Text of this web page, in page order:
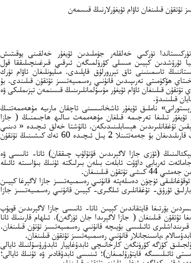
قىلىنغان ئاۋام ئۇيغۇرلارنىڭ قىسمەن
تۈركىي خەلقلەر جۈملىدىن ئۇيغۇر خەلقىنى يوقىتىش
2017- يىلدىن باشلاپ 2- دۇنيا ئۇرۇشدىن كېيىن مىسلى كۆرۈلمىگەن ئىرقىي قىرغىنچىلىققا قول
ئاسمىنىنى ئاق تېررورلۇق قاپلىدى. مىليونلىغان ئاۋام تۈرك
ھۆكۈمىتى تەرىپىدىن قانۇنىي رەسمىيەتسىز تۇتقۇن قىلىندى. بۇ
قىلىنغان ئاۋام ئۇيغۇر مۇسۇلمانلىرىنىڭ قىسنمەن تېزىملىكى ۋە
قىلىنىدۇ.
ناملىق ئۇيغۇر ئاشخانىسىنى ئاچقان مارىيە مۇھەممەتنىڭ
تىلىغا تەرجىمە قىلغان مۇھەممەت سالىھ ھاجىمنىڭ ( جازا
تۇغقانلىرىدىن ھېسابلىنىدىكەن. ئاتۇشتا خەلق ئىچىدە « دىنىي
ئېتىقادى مۇستەھكەم، تەقۋادار جەمەت » دەپ قارىلىدىغان بۇ جەمەتتىنلا 2 يىل ئىچىدە 60 تەك كىشىنىڭ تۇتقۇن
(ئۆزى جازا لاگېرىدىن قۇتۇلۇپ چىققان) ئاتا- ئانىسى ۋە
ئەربابى داۋۇت ئابلەت بىلەن بىرلىكتە ئۇنىڭ بىۋاسىتە ئائىلە
قىلىنىغان.
بۇرۇن مىسىردا ئوقۇغانلىقى ئۈچۈن دەسلەپتە قانۇنىي رەسمىيەتسىز جازا لاگېرغا كېيىن
ئۇرۇق- تۇغقانلىرى ئىلگىرى- كېيىن قانۇنىي رەسمىيەتسىز جازا
يۇرتىغا قايتقاندىن كېيىن ئاتا- ئانىسى جازا لاگېرىدىن قويۇپ
تۇتقۇن قىلىنغان ( جازا لاگېرىدا جان ئۈزگەن). ئىلھام قارىنىڭ ئانا
ئائىلىسى بۇيىچە قانۇنىي رەسمىيەتسىز تۇتۇن قىلىنغان.
،ياسىنجانلار قانۇنىي رەسمىيەتسىز تۇتقۇن قىلىنغان.
كۆزگە كۆرۈنگەن كارخانىچى ئابدۇغاپپار ئابدۇرۇسۇلنىڭ ئايالى
ئائىلىسىگە قايتۇرۇلمىغان)؛ ئىنىسى ئابدۇقادىر ۋە ئۇنىڭ ئايالى؛